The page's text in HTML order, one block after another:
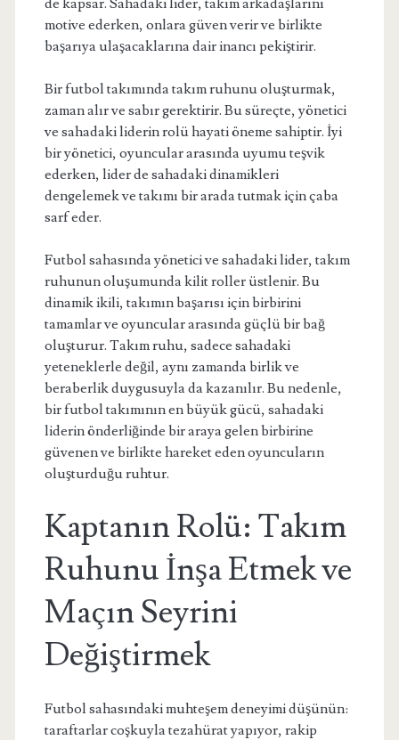
de kapsar. Sahadaki lider, takım arkadaşlarını
motive ederken, onlara güven verir ve birlikte
başarıya ulaşacaklarına dair inancı pekiştirir.
Bir futbol takımında takım ruhunu oluşturmak,
zaman alır ve sabır gerektirir. Bu süreçte, yönetici
ve sahadaki liderin rolü hayati öneme sahiptir. İyi
bir yönetici, oyuncular arasında uyumu teşvik
ederken, lider de sahadaki dinamikleri
dengelemek ve takımı bir arada tutmak için çaba
sarf eder.
Futbol sahasında yönetici ve sahadaki lider, takım
ruhunun oluşumunda kilit roller üstlenir. Bu
dinamik ikili, takımın başarısı için birbirini
tamamlar ve oyuncular arasında güçlü bir bağ
oluşturur. Takım ruhu, sadece sahadaki
yeteneklerle değil, aynı zamanda birlik ve
beraberlik duygusuyla da kazanılır. Bu nedenle,
bir futbol takımının en büyük gücü, sahadaki
liderin önderliğinde bir araya gelen birbirine
güvenen ve birlikte hareket eden oyuncuların
oluşturduğu ruhtur.
Kaptanın Rolü: Takım
Ruhunu İnşa Etmek ve
Maçın Seyrini
Değiştirmek
Futbol sahasındaki muhteşem deneyimi düşünün:
taraftarlar coşkuyla tezahürat yapıyor, rakip